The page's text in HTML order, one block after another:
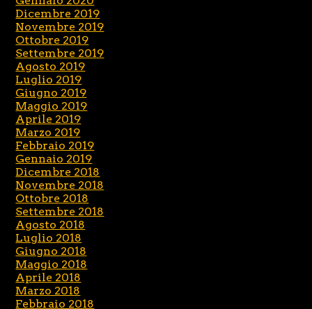
Dicembre 2019
Novembre 2019
Ottobre 2019
Settembre 2019
Agosto 2019
Luglio 2019
Giugno 2019
Maggio 2019
Aprile 2019
Marzo 2019
Febbraio 2019
Gennaio 2019
Dicembre 2018
Novembre 2018
Ottobre 2018
Settembre 2018
Agosto 2018
Luglio 2018
Giugno 2018
Maggio 2018
Aprile 2018
Marzo 2018
Febbraio 2018